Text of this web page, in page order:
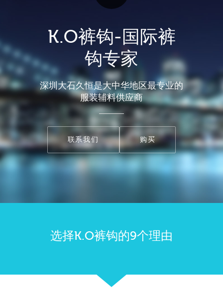
K.O裤钩-国际裤
钩专家
深圳大石久恒是大中华地区最专业的
服装辅料供应商
联系我们 购买
选择K.O裤钩的9个理由